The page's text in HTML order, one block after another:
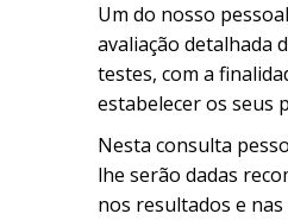
Um do nosso
avaliação detalhada
testes, com a
estabelecer os seus
Nesta consulta
lhe serão dadas
nos resultados e